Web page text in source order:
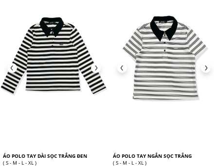
ÁO POLO TAY DÀI SỌC TRẮNG ĐEN
( S - M - L - XL )
ÁO POLO TAY NGẮN SỌC TRẮNG
( S - M - L - XL )